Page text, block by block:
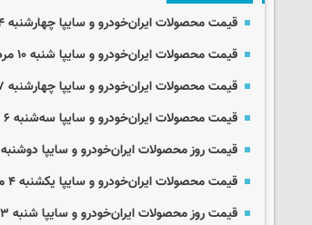
قیمت محصولات ایران‌خودرو و سایپا چهارشنبه ۱۴ مرداد ۱۴۰۵
قیمت محصولات ایران‌خودرو و سایپا شنبه ۱۰ مرداد ۱۴۰۵
قیمت محصولات ایران‌خودرو و سایپا چهارشنبه ۷ مرداد ۱۴۰۵
قیمت محصولات ایران‌خودرو و سایپا سه‌شنبه ۶ مرداد ۱۴۰۵
قیمت روز محصولات ایران‌خودرو و سایپا دوشنبه ۵ مرداد ۱۴۰۵
قیمت محصولات ایران‌خودرو و سایپا یکشنبه ۴ مرداد ۱۴۰۵
قیمت روز محصولات ایران‌خودرو و سایپا شنبه ۳ مرداد ۱۴۰۵